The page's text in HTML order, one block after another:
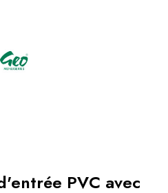
PVC avec